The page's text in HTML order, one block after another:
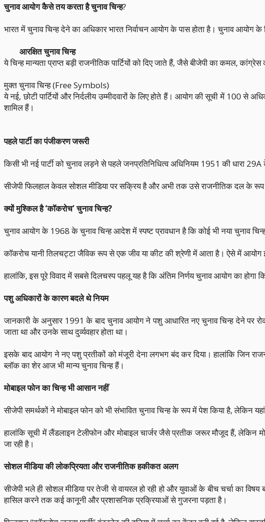
चुनाव आयोग कैसे तय करता है चुनाव चिन्ह?
भारत में चुनाव चिन्ह देने का अधिकार भारत निर्वाचन आयोग के पास होता है। चुनाव आयोग
आरक्षित चुनाव चिन्ह
ये चिन्ह मान्यता प्राप्त बड़ी राजनीतिक पार्टियों को दिए जाते हैं, जैसे बीजेपी का कमल,
मुक्त चुनाव चिन्ह (Free Symbols)
ये नई, छोटी पार्टियों और निर्दलीय उम्मीदवारों के लिए होते हैं। आयोग की सूची में 100
शामिल हैं।
पहले पार्टी का पंजीकरण जरूरी
किसी भी नई पार्टी को चुनाव लड़ने से पहले जनप्रतिनिधित्व अधिनियम 1951 की धारा
सीजेपी फिलहाल केवल सोशल मीडिया पर सक्रिय है और अभी तक उसे राजनीतिक दल के रूप
क्यों मुश्किल है ‘कॉकरोच’ चुनाव चिन्ह?
चुनाव आयोग के 1968 के चुनाव चिन्ह आदेश में स्पष्ट प्रावधान है कि कोई भी नया चुनाव
कॉकरोच यानी तिलचट्टा जैविक रूप से एक जीव या कीट की श्रेणी में आता है। ऐसे में आयोग
हालांकि, इस पूरे विवाद में सबसे दिलचस्प पहलू यह है कि अंतिम निर्णय चुनाव आयोग का
पशु अधिकारों के कारण बदले थे नियम
जानकारी के अनुसार 1991 के बाद चुनाव आयोग ने पशु आधारित नए चुनाव चिन्ह देने पर
जाता था और उनके साथ दुर्व्यवहार होता था।
इसके बाद आयोग ने नए पशु प्रतीकों को मंजूरी देना लगभग बंद कर दिया। हालांकि जिन
ब्लॉक का शेर आज भी मान्य चुनाव चिन्ह हैं।
मोबाइल फोन का चिन्ह भी आसान नहीं
सीजेपी समर्थकों ने मोबाइल फोन को भी संभावित चुनाव चिन्ह के रूप में पेश किया है, लेकिन
हालांकि सूची में लैंडलाइन टेलीफोन और मोबाइल चार्जर जैसे प्रतीक जरूर मौजूद हैं, लेकिन
जा रही है।
सोशल मीडिया की लोकप्रियता और राजनीतिक हकीकत अलग
सीजेपी भले ही सोशल मीडिया पर तेजी से वायरल हो रही हो और युवाओं के बीच चर्चा का
हासिल करने तक कई कानूनी और प्रशासनिक प्रक्रियाओं से गुजरना पड़ता है।